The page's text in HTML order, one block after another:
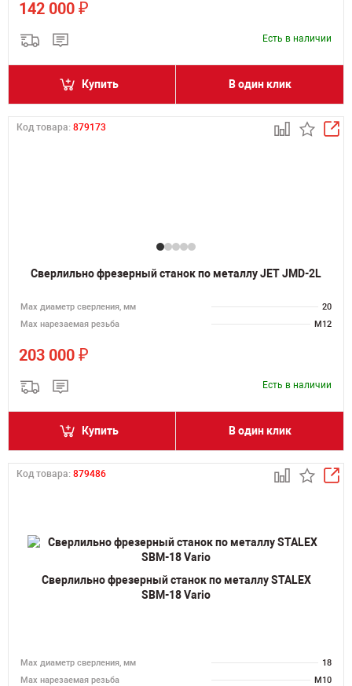
142 000 ₽
Есть в наличии
Купить В один клик
Код товара: 879173
Сверлильно фрезерный станок по металлу JET JMD-2L
Мах диаметр сверления, мм
20
Мах нарезаемая резьба
M12
203 000 ₽
Есть в наличии
Купить В один клик
Код товара: 879486
Сверлильно фрезерный станок по металлу STALEX
SBM-18 Vario
Мах диаметр сверления, мм
18
Мах нарезаемая резьба
M10